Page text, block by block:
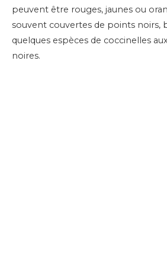
peuvent être rouges, jaunes ou
souvent couvertes de points noirs,
quelques espèces de coccinelles
noires.